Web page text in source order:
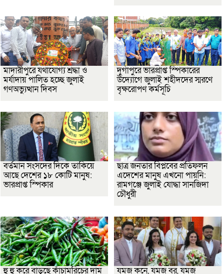
মাদারীপুরে যথাযোগ্য শ্রদ্ধা ও
মর্যাদায় পালিত হচ্ছে জুলাই
গণঅভ্যুত্থান দিবস
দুর্গাপুরে ভারপ্রাপ্ত স্পিকারের
উদ্যোগে জুলাই শহীদদের স্মরণে
বৃক্ষরোপণ কর্মসূচি
বর্তমান সংসদের দিকে তাকিয়ে
আছে দেশের ১৮ কোটি মানুষ:
ভারপ্রাপ্ত স্পিকার
ছাত্র জনতার বিপ্লবের প্রতিফলন
এদেশের মানুষ এখনো পায়নি:
রামগঞ্জে জুলাই যোদ্ধা সানজিদা
চৌধুরী
হু হু করে বাড়ছে কাঁচামরিচের দাম
যমজ কনে, যমজ বর, যমজ